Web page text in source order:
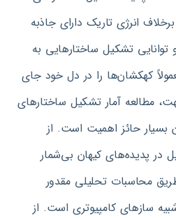
انرژی تاریک دارای جاذبه
تشکیل ساختارهایی به
کهکشان‌ها را در دل خود جای
مطالعه آمار تشکیل ساختارهای
بسیار حائز اهمیت است. از
در پدیده‌های کیهان بی‌شمار
محاسبات تحلیلی مقدور
سازهای کامپیوتری است. از